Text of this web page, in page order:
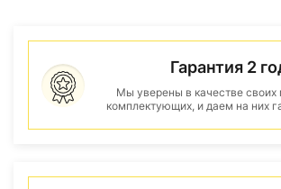
Гарантия 2
Мы уверены в качестве своих
комплектующих, и даем на них